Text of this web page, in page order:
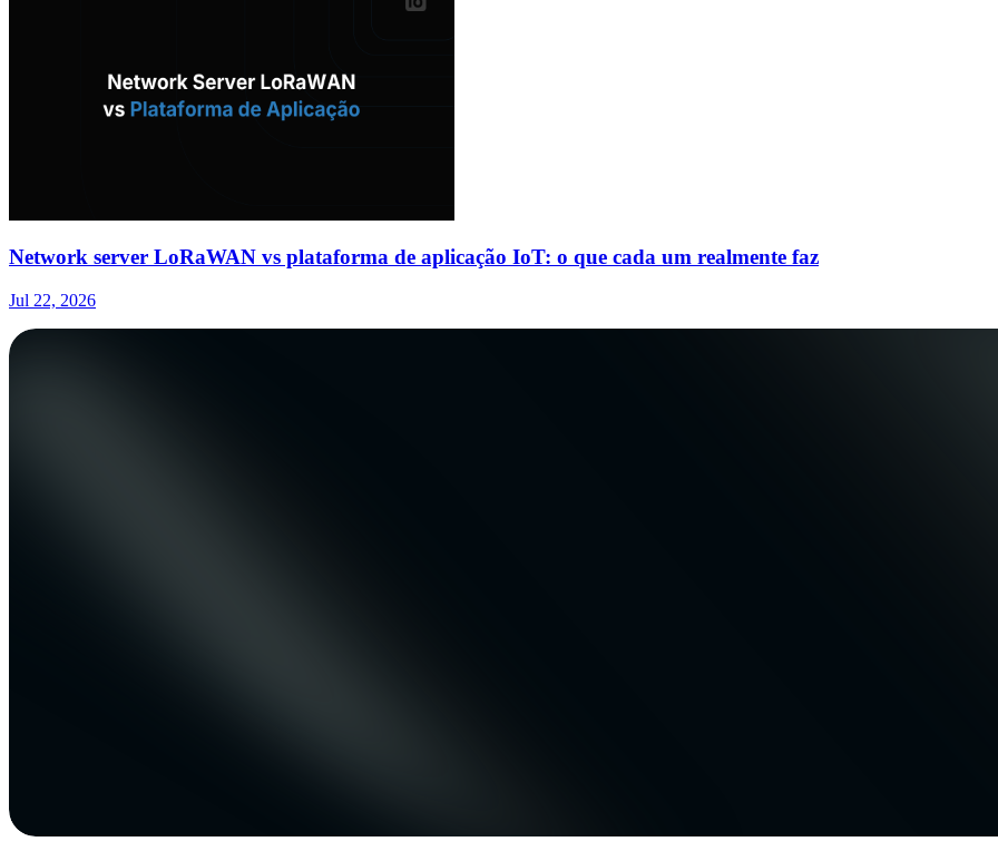
Network server LoRaWAN vs plataforma de aplicação IoT: o que cada um realmente faz
Jul 22, 2026